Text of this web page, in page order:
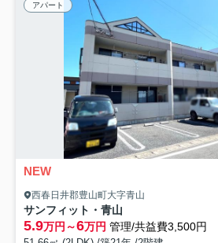
アパート
NEW
西春日井郡豊山町大字青山
サンフィット・青山
5.9万円～6万円 管理/共益費3,500円